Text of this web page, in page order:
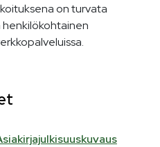
on turvata
henkilökohtainen